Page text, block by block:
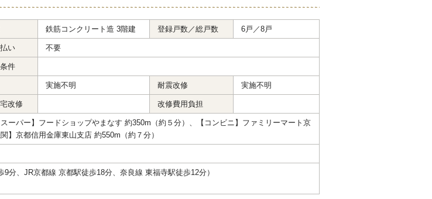
鉄筋コンクリート造 3階建 登録戸数／総戸数 6戸／8戸
い 不要
件
実施不明 耐震改修 実施不明
改修 改修費用負担
ーパー】フードショップやまなす 約350m（約５分）、【コンビニ】ファミリーマート京
】京都信用金庫東山支店 約550m（約７分）
分、JR京都線 京都駅徒歩18分、奈良線 東福寺駅徒歩12分）